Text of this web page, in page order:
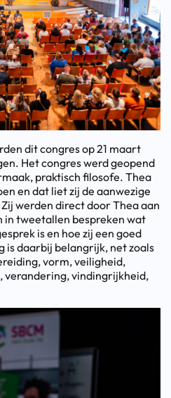
dit congres op 21 maart
Het congres werd geopend
praktisch filosofe. Thea
en dat liet zij de aanwezige
werden direct door Thea aan
in tweetallen bespreken wat
is en hoe zij een goed
is daarbij belangrijk, net zoals
vorm, veiligheid,
verandering, vindingrijkheid,